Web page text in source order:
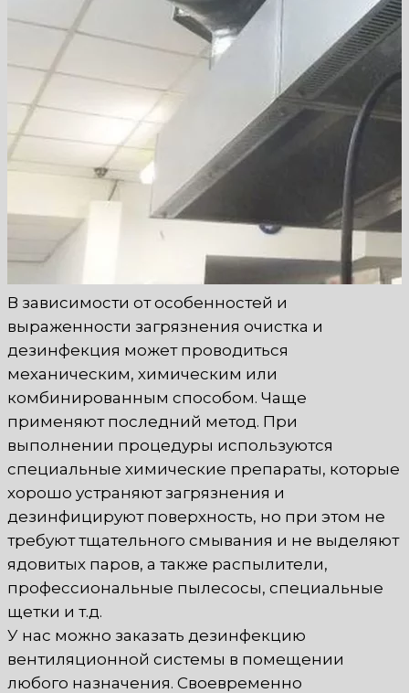
В зависимости от особенностей и
выраженности загрязнения очистка и
дезинфекция может проводиться
механическим, химическим или
комбинированным способом. Чаще
применяют последний метод. При
выполнении процедуры используются
специальные химические препараты, которые
хорошо устраняют загрязнения и
дезинфицируют поверхность, но при этом не
требуют тщательного смывания и не выделяют
ядовитых паров, а также распылители,
профессиональные пылесосы, специальные
щетки и т.д.
У нас можно заказать дезинфекцию
вентиляционной системы в помещении
любого назначения. Своевременно